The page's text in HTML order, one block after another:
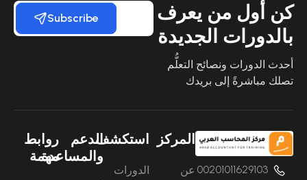
كن أول من يعرف
بالدورات الجديدة
أحدث الدورات ونصائح التعلُّم
تصلك مباشرةً إلى بريدك
Subscribe
00201011629103
المركز
عن
استكشف
الدورات
الدعم
والمساعدة
روابط
مهمة